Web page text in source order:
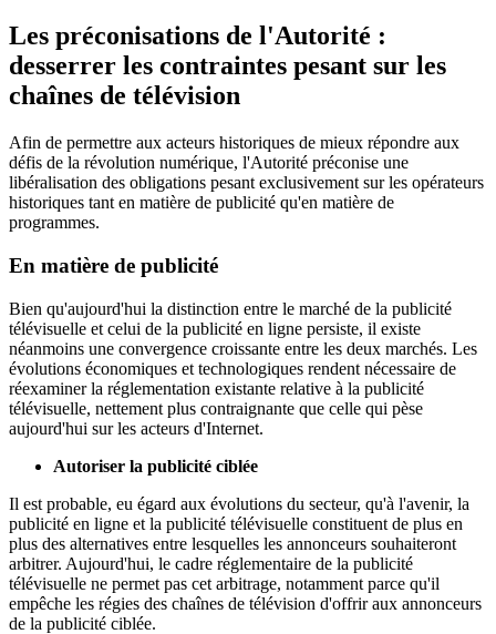
Les préconisations de l'Autorité :
desserrer les contraintes pesant sur les
chaînes de télévision
Afin de permettre aux acteurs historiques de mieux répondre aux
défis de la révolution numérique, l'Autorité préconise une
libéralisation des obligations pesant exclusivement sur les opérateurs
historiques tant en matière de publicité qu'en matière de
programmes.
En matière de publicité
Bien qu'aujourd'hui la distinction entre le marché de la publicité
télévisuelle et celui de la publicité en ligne persiste, il existe
néanmoins une convergence croissante entre les deux marchés. Les
évolutions économiques et technologiques rendent nécessaire de
réexaminer la réglementation existante relative à la publicité
télévisuelle, nettement plus contraignante que celle qui pèse
aujourd'hui sur les acteurs d'Internet.
Autoriser la publicité ciblée
Il est probable, eu égard aux évolutions du secteur, qu'à l'avenir, la
publicité en ligne et la publicité télévisuelle constituent de plus en
plus des alternatives entre lesquelles les annonceurs souhaiteront
arbitrer. Aujourd'hui, le cadre réglementaire de la publicité
télévisuelle ne permet pas cet arbitrage, notamment parce qu'il
empêche les régies des chaînes de télévision d'offrir aux annonceurs
de la publicité ciblée.